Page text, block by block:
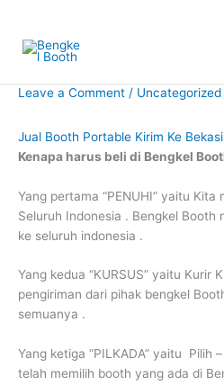
content
Leave a Comment / Uncategorized
Jual Booth Portable Kirim Ke Bekasi
Kenapa harus beli di Bengkel
Yang pertama “PENUHI” yaitu Kita
Seluruh Indonesia . Bengkel Booth
ke seluruh indonesia .
Yang kedua “KURSUS” yaitu Kurir
pengiriman dari pihak bengkel
semuanya .
Yang ketiga “PILKADA” yaitu Pilih
telah memilih booth yang ada di